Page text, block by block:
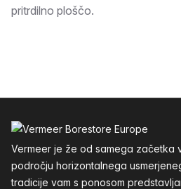
pritrdilno ploščo.
Vermeer je že od samega začetka
področju horizontalnega
tradicije vam s ponosom